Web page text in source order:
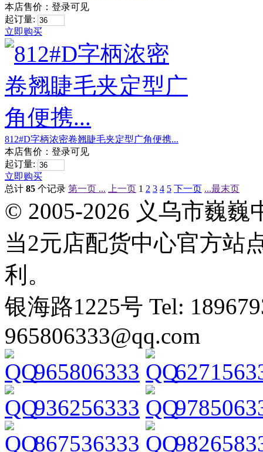
本店售价： 登录可见
起订量:
立即购买
812#D字柄浓密卷翘睫毛夹定型广角便携...
本店售价： 登录可见
起订量:
立即购买
总计 85 个记录 第一页 ... 上一页 1 2 3 4 5 下一页 ...最末页
© 2005-2026 义乌市巍
当2元店配货中心官方站
利。
银海路1225号 Tel:
965806333@qq.com
965806333
936256333
867536333